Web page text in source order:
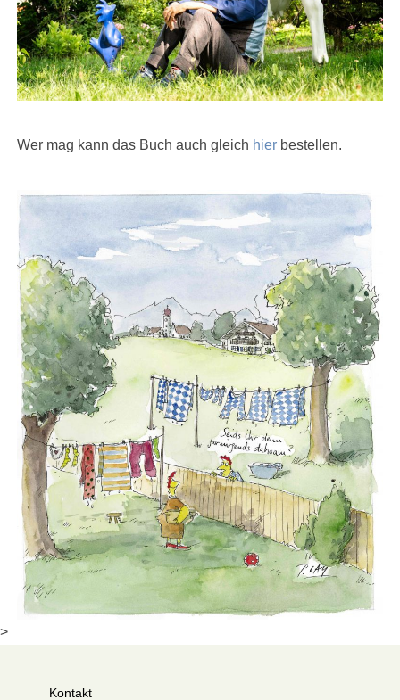
Wer mag kann das Buch auch gleich hier bestellen.
>
Kontakt